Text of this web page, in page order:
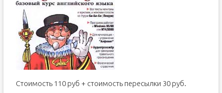
Стоимость 110 руб + стоимость пересылки 30 руб.